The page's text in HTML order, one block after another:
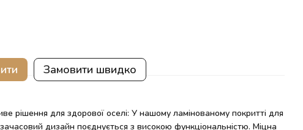
Замовити швидко
рішення для здорової оселі: У нашому ламінованому покритті для
дизайн поєднується з високою функціональністю. Міцна